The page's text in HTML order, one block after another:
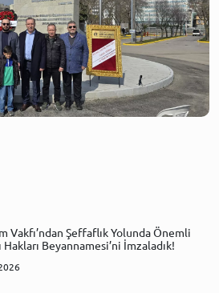
Vakfı’ndan Şeffaflık Yolunda Önemli
Hakları Beyannamesi’ni İmzaladık!